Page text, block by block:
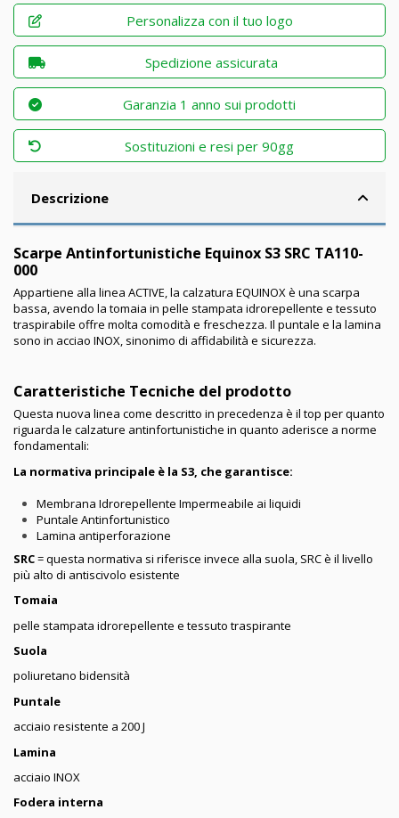
Personalizza con il tuo logo
Spedizione assicurata
Garanzia 1 anno sui prodotti
Sostituzioni e resi per 90gg
Descrizione
Scarpe Antinfortunistiche Equinox S3 SRC TA110-
000
Appartiene alla linea ACTIVE, la calzatura EQUINOX è una scarpa
bassa, avendo la tomaia in pelle stampata idrorepellente e tessuto
traspirabile offre molta comodità e freschezza. Il puntale e la lamina
sono in acciao INOX, sinonimo di affidabilità e sicurezza.
Caratteristiche Tecniche del prodotto
Questa nuova linea come descritto in precedenza è il top per quanto
riguarda le calzature antinfortunistiche in quanto aderisce a norme
fondamentali:
La normativa principale è la S3, che garantisce:
Membrana Idrorepellente Impermeabile ai liquidi
Puntale Antinfortunistico
Lamina antiperforazione
SRC= questa normativa si riferisce invece alla suola, SRC è il livello
più alto di antiscivolo esistente
Tomaia
pelle stampata idrorepellente e tessuto traspirante
Suola
poliuretano bidensità
Puntale
acciaio resistente a 200 J
Lamina
acciaio INOX
Fodera interna